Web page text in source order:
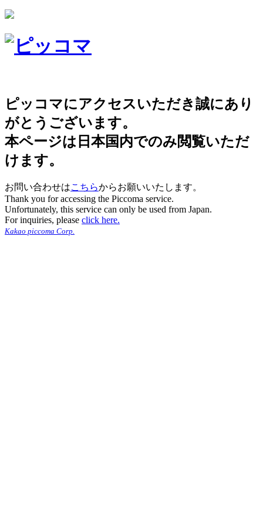
ピッコマにアクセスいただき誠にあり
がとうございます。
本ページは日本国内でのみ閲覧いただ
けます。
お問い合わせはこちらからお願いいたします。
Thank you for accessing the Piccoma service.
Unfortunately, this service can only be used from Japan.
For inquiries, please click here.
Kakao piccoma Corp.